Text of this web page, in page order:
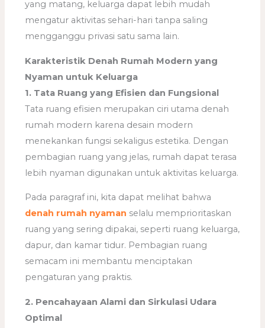
yang matang, keluarga dapat lebih mudah
mengatur aktivitas sehari-hari tanpa saling
mengganggu privasi satu sama lain.
Karakteristik Denah Rumah Modern yang
Nyaman untuk Keluarga
1. Tata Ruang yang Efisien dan Fungsional
Tata ruang efisien merupakan ciri utama denah
rumah modern karena desain modern
menekankan fungsi sekaligus estetika. Dengan
pembagian ruang yang jelas, rumah dapat terasa
lebih nyaman digunakan untuk aktivitas keluarga.
Pada paragraf ini, kita dapat melihat bahwa
denah rumah nyaman selalu memprioritaskan
ruang yang sering dipakai, seperti ruang keluarga,
dapur, dan kamar tidur. Pembagian ruang
semacam ini membantu menciptakan
pengaturan yang praktis.
2. Pencahayaan Alami dan Sirkulasi Udara
Optimal